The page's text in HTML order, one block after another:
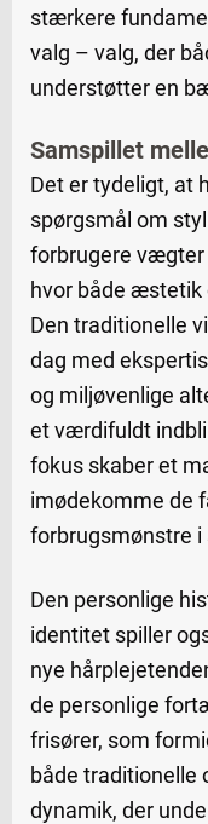
stærkere
valg – valg, der
understøtter en
Samspillet
Det er tydeligt, at
spørgsmål om
forbrugere vægter
hvor både æstetik
Den traditionelle
dag med
og miljøvenlige
et værdifuldt
fokus skaber et
imødekomme de
forbrugsmønstre
Den personlige
identitet spiller
nye
de personlige
frisører, som
både traditionelle
dynamik, der